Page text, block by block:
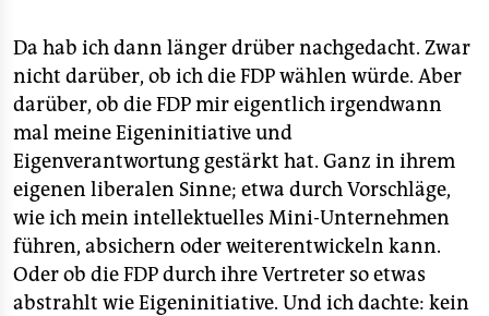
Da hab ich dann länger drüber nachgedacht. Zwar
nicht darüber, ob ich die FDP wählen würde. Aber
darüber, ob die FDP mir eigentlich irgendwann
mal meine Eigeninitiative und
Eigenverantwortung gestärkt hat. Ganz in ihrem
eigenen liberalen Sinne; etwa durch Vorschläge,
wie ich mein intellektuelles Mini-Unternehmen
führen, absichern oder weiterentwickeln kann.
Oder ob die FDP durch ihre Vertreter so etwas
abstrahlt wie Eigeninitiative. Und ich dachte: kein